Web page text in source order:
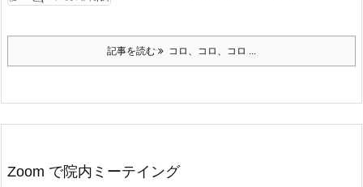
記事を読む コロ、コロ、コロ ...
Zoom で院内ミーテイング